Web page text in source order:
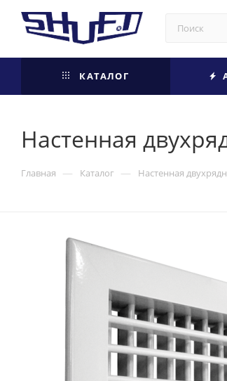
КАТАЛОГ
Настенная
Главная — Каталог — Настенная